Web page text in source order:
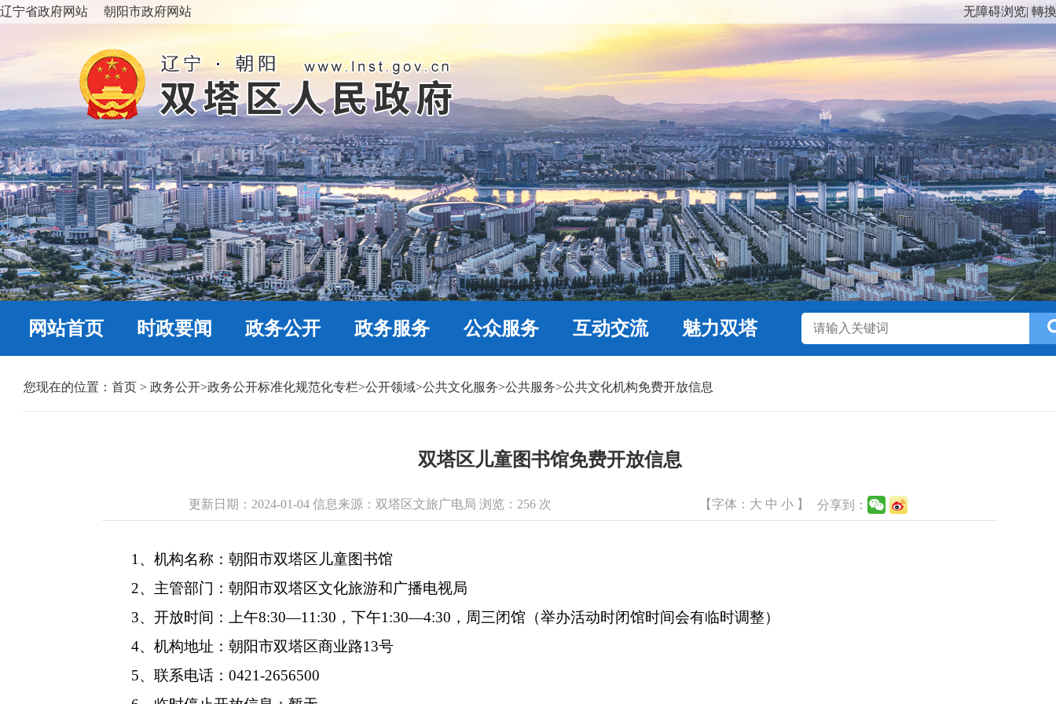
辽宁省政府网站 朝阳市政府网站 无障碍浏览| 轉
网站首页 时政要闻 政务公开 政务服务 公众服务 互动交流 魅力双塔
您现在的位置： 首页 > 政务公开>政务公开标准化规范化专栏>公开领域>公共文化服务>公共服务>公共文化机构免费开放信息
双塔区儿童图书馆免费开放信息
更新日期：2024-01-04 信息来源：双塔区文旅广电局 浏览： 256 次 【字体： 大 中 小 】 分享到：
1、机构名称：朝阳市双塔区儿童图书馆
2、主管部门：朝阳市双塔区文化旅游和广播电视局
3、开放时间：上午8:30—11:30，下午1:30—4:30，周三闭馆（举办活动时闭馆时间会有临时调整）
4、机构地址：朝阳市双塔区商业路13号
5、联系电话：0421-2656500